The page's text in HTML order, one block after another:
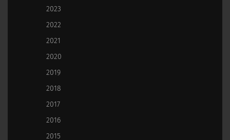
2023
2022
2021
2020
2019
2018
2017
2016
2015